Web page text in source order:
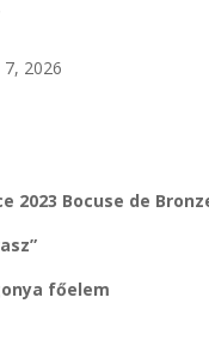
7, 2026
2023 Bocuse de
főelem